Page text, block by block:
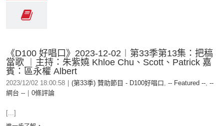
《D100 好唱口》2023-12-02︱第33季第13集：把稿
當歌 ︱主持：朱紫嬈 Khloe Chu、Scott、Patrick 嘉
賓：區永權 Albert
2023/12/02 18:00:58 (第33季) 贊助節目 - D100好唱口, -- Featured --, --
網台 --
0條評論
[...]